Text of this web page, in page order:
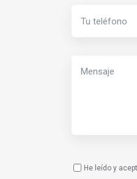
PolíticaHe leído y